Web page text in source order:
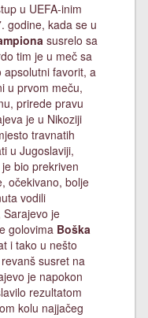
u UEFA-inim
godine, kada se u
susrelo sa
tim je u meč sa
apsolutni favorit, a
u prvom meču,
prirede pravu
je u Nikoziji
travnatih
u Jugoslaviji,
bio prekriven
očekivano, bolje
vodili
Sarajevo je
golovima Boška
i tako u nešto
susret na
je napokon
rezultatom
kolu najjačeg